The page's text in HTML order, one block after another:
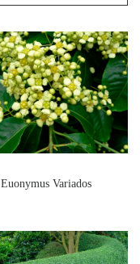
Euonymus Variados